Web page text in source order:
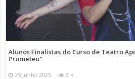
Alunos Finalistas do Curso de Teatro
Prometeu"
25 Junho 2025 2 K